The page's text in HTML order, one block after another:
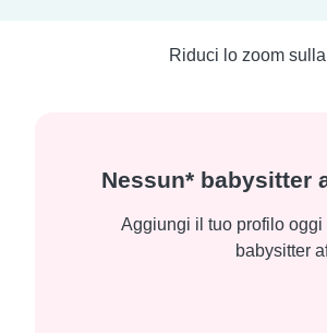
Riduci lo zoom
Nessun* babysitter
Aggiungi il tuo profilo
babysitter